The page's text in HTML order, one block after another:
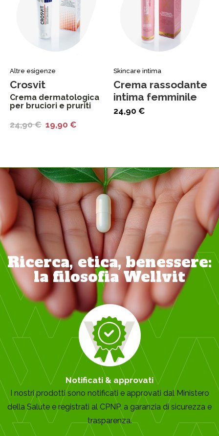
Altre esigenze
Crosvit
Crema dermatologica
per bruciori e pruriti
24,90€ 19,90 €
Skincare intima
Crema rassodante
intima femminile
24,90 €
Ricerca, etica, benessere:
la filosofia Wellvit
Notificati & approvati
I nostri prodotti sono notificati e approvati dal Ministero
della Salute e registrati al CPNP, a garanzia di sicurezza e
trasparenza.